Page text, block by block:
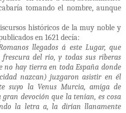
tomando el nombre, aunque
históricos de la muy noble y
en 1621 decía:
llegados á este Lugar, que
del río, y todas sus riberas
no hay tierra en toda España donde
nazcan) juzgaron asistir en él
suyo la Venus Murcia, amiga de
devoción que la tenían, es cosa
la letra a, la dirían llanamente